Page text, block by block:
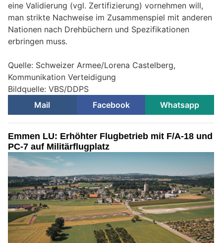
eine Validierung (vgl. Zertifizierung) vornehmen will,
man strikte Nachweise im Zusammenspiel mit anderen
Nationen nach Drehbüchern und Spezifikationen
erbringen muss.
Quelle: Schweizer Armee/Lorena Castelberg,
Kommunikation Verteidigung
Bildquelle: VBS/DDPS
Mail
Facebook Whatsapp
Emmen LU: Erhöhter Flugbetrieb mit F/A-18 und
PC-7 auf Militärflugplatz